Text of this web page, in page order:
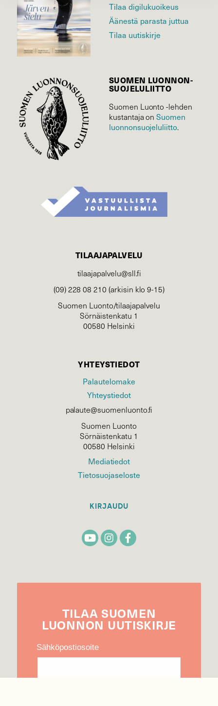
Tilaa digilukuoikeus
Äänestä parasta juttua
Tilaa uutiskirje
SUOMEN LUONNON­
SUOJELU­LIITTO
Suomen Luonto -lehden
kustantaja onSuomen
luonnonsuojelu­liitto.
TILAAJAPALVELU
tilaajapalvelu@sll.fi
(09) 228 08 210 (arkisin klo 9-15)
Suomen Luonto/tilaajapalvelu
Sörnäistenkatu 1
00580 Helsinki
YHTEYSTIEDOT
Palautelomake
Yhteystiedot
palaute@suomenluonto.fi
Suomen Luonto
Sörnäistenkatu 1
00580 Helsinki
Mediatiedot
Tietosuojaseloste
KIRJAUDU
TILAA SUOMEN
LUONNON UUTIS­KIRJE
Sähköpostiosoite